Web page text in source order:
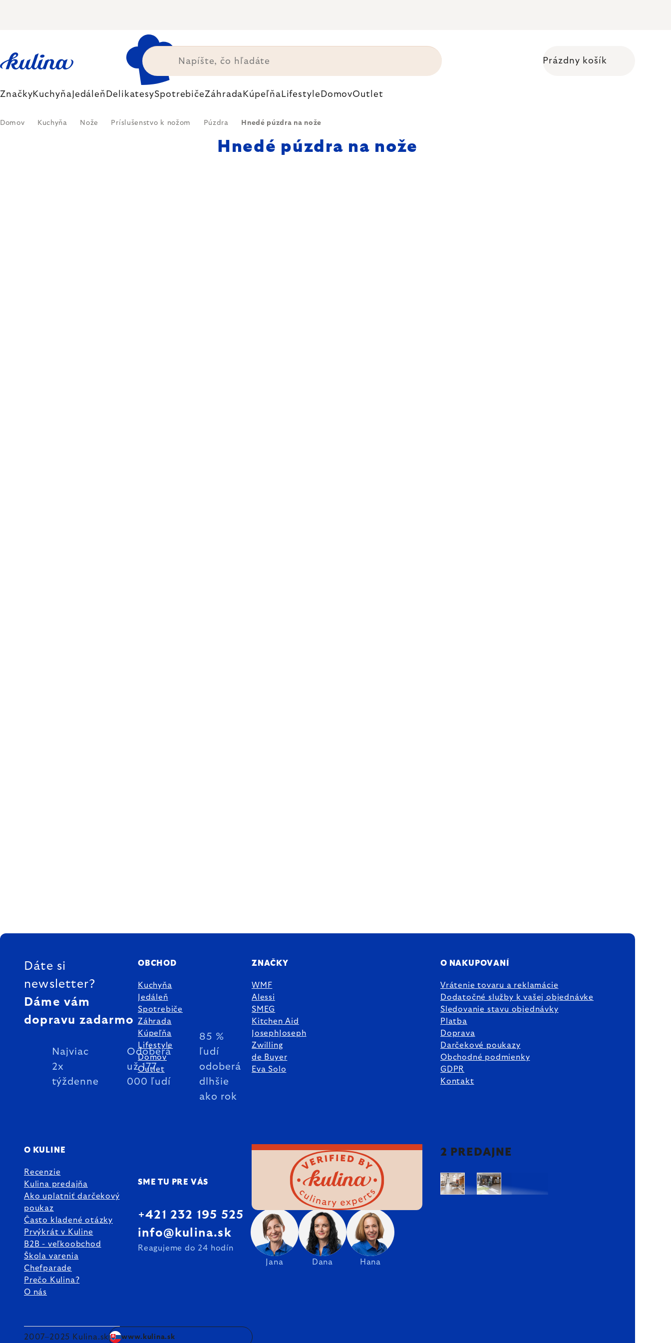
Prázdny košík
ZnačkyKuchyňa Jedáleň DelikatesySpotrebičeZáhrada Kúpeľňa Lifestyle DomovOutlet
Domov Kuchyňa Nože Príslušenstvo k nožom Púzdra Hnedé púzdra na nože
Hnedé púzdra na nože
ZÁPÄTIE
Dáte si
newsletter?
Dáme vám
dopravu zadarmo
Najviac
2x
týždenne
Odoberá
už 177
000 ľudí
85 %
ľudí
odoberá
dlhšie
ako rok
OBCHOD
Kuchyňa
Jedáleň
Spotrebiče
Záhrada
Kúpeľňa
Lifestyle
Domov
Outlet
ZNAČKY
WMF
Alessi
SMEG
Kitchen Aid
JosephJoseph
Zwilling
de Buyer
Eva Solo
O NAKUPOVANÍ
Vrátenie tovaru a reklamácie
Dodatočné služby k vašej objednávke
Sledovanie stavu objednávky
Platba
Doprava
Darčekové poukazy
Obchodné podmienky
GDPR
Kontakt
O KULINE
Recenzie
Kulina predajňa
Ako uplatniť darčekový
poukaz
Často kladené otázky
Prvýkrát v Kuline
B2B - veľkoobchod
Škola varenia
Chefparade
Prečo Kulina?
O nás
SME TU PRE VÁS
Jana Dana Hana
+421 232 195 525
info@kulina.sk
Reagujeme do 24 hodín
2 PREDAJNE
2007–2025 Kulina.sk www.kulina.sk